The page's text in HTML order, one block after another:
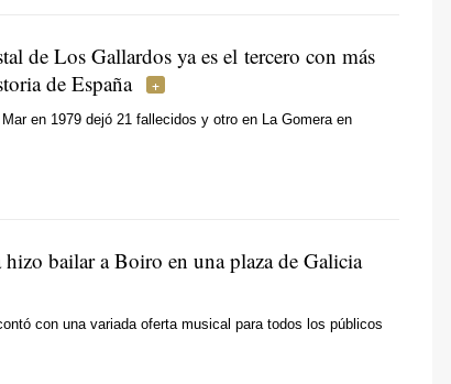
de Los Gallardos ya es el tercero con más
de España
en 1979 dejó 21 fallecidos y otro en La Gomera en
bailar a Boiro en una plaza de Galicia
con una variada oferta musical para todos los públicos